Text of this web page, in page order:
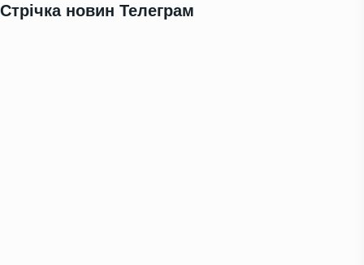
Стрічка новин Телеграм